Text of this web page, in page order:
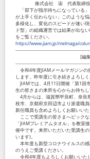
株式会社 宙 代表取締役
「部下が指示待ちになっている
が上手く伝わらない」このような
多様化し、変化のスピードが速い
ド型」の組織運営では結果が出な
をご覧ください。
https://www.jiam.jp/melmaga/
[編集後
令和4年度JIAMメールマガジンの
します。昨年度に引き続きよろしく
JIAMでは、4月11日開催「第1回
生の皆さまの来所を心からお待ちし
4月からは、滋賀県甲良町、奈良
枝市、京都府京田辺市より派遣職
新任職員も含めよろしくお願いいた
ここで受講生の皆さまへビック
「JIAMプレミアムタオル」を教
催中です。来所いただいた受講生
います)。
本年度も新型コロナウイルスの
のうえご受講ください。
令和4年度もよろしくお願いいた